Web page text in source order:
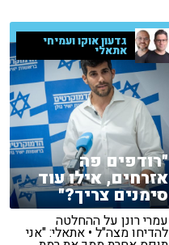
גדעון אוקו ועמיחי
אתאלי
"רודפים פה
אזרחים, אילו עוד
סימנים צריך?"
עמרי רונן על ההחלטה
להדיחו מצה"ל • אתאלי: "אני